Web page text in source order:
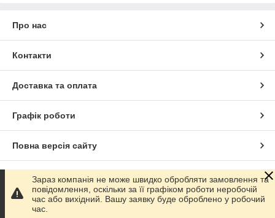
Про нас
Контакти
Доставка та оплата
Графік роботи
Повна версія сайту
Сайт створено на маркетплейсі Prom.ua
Політика конфіденційності
Зараз компанія не може швидко обробляти замовлення та
повідомлення, оскільки за її графіком роботи неробочій
час або вихідний. Вашу заявку буде оброблено у робочий
час.